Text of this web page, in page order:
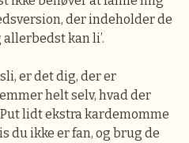
der indeholder de
kan li’.
er det dig, der er
helt selv, hvad der
lidt ekstra kardemomme
du ikke er fan, og brug de